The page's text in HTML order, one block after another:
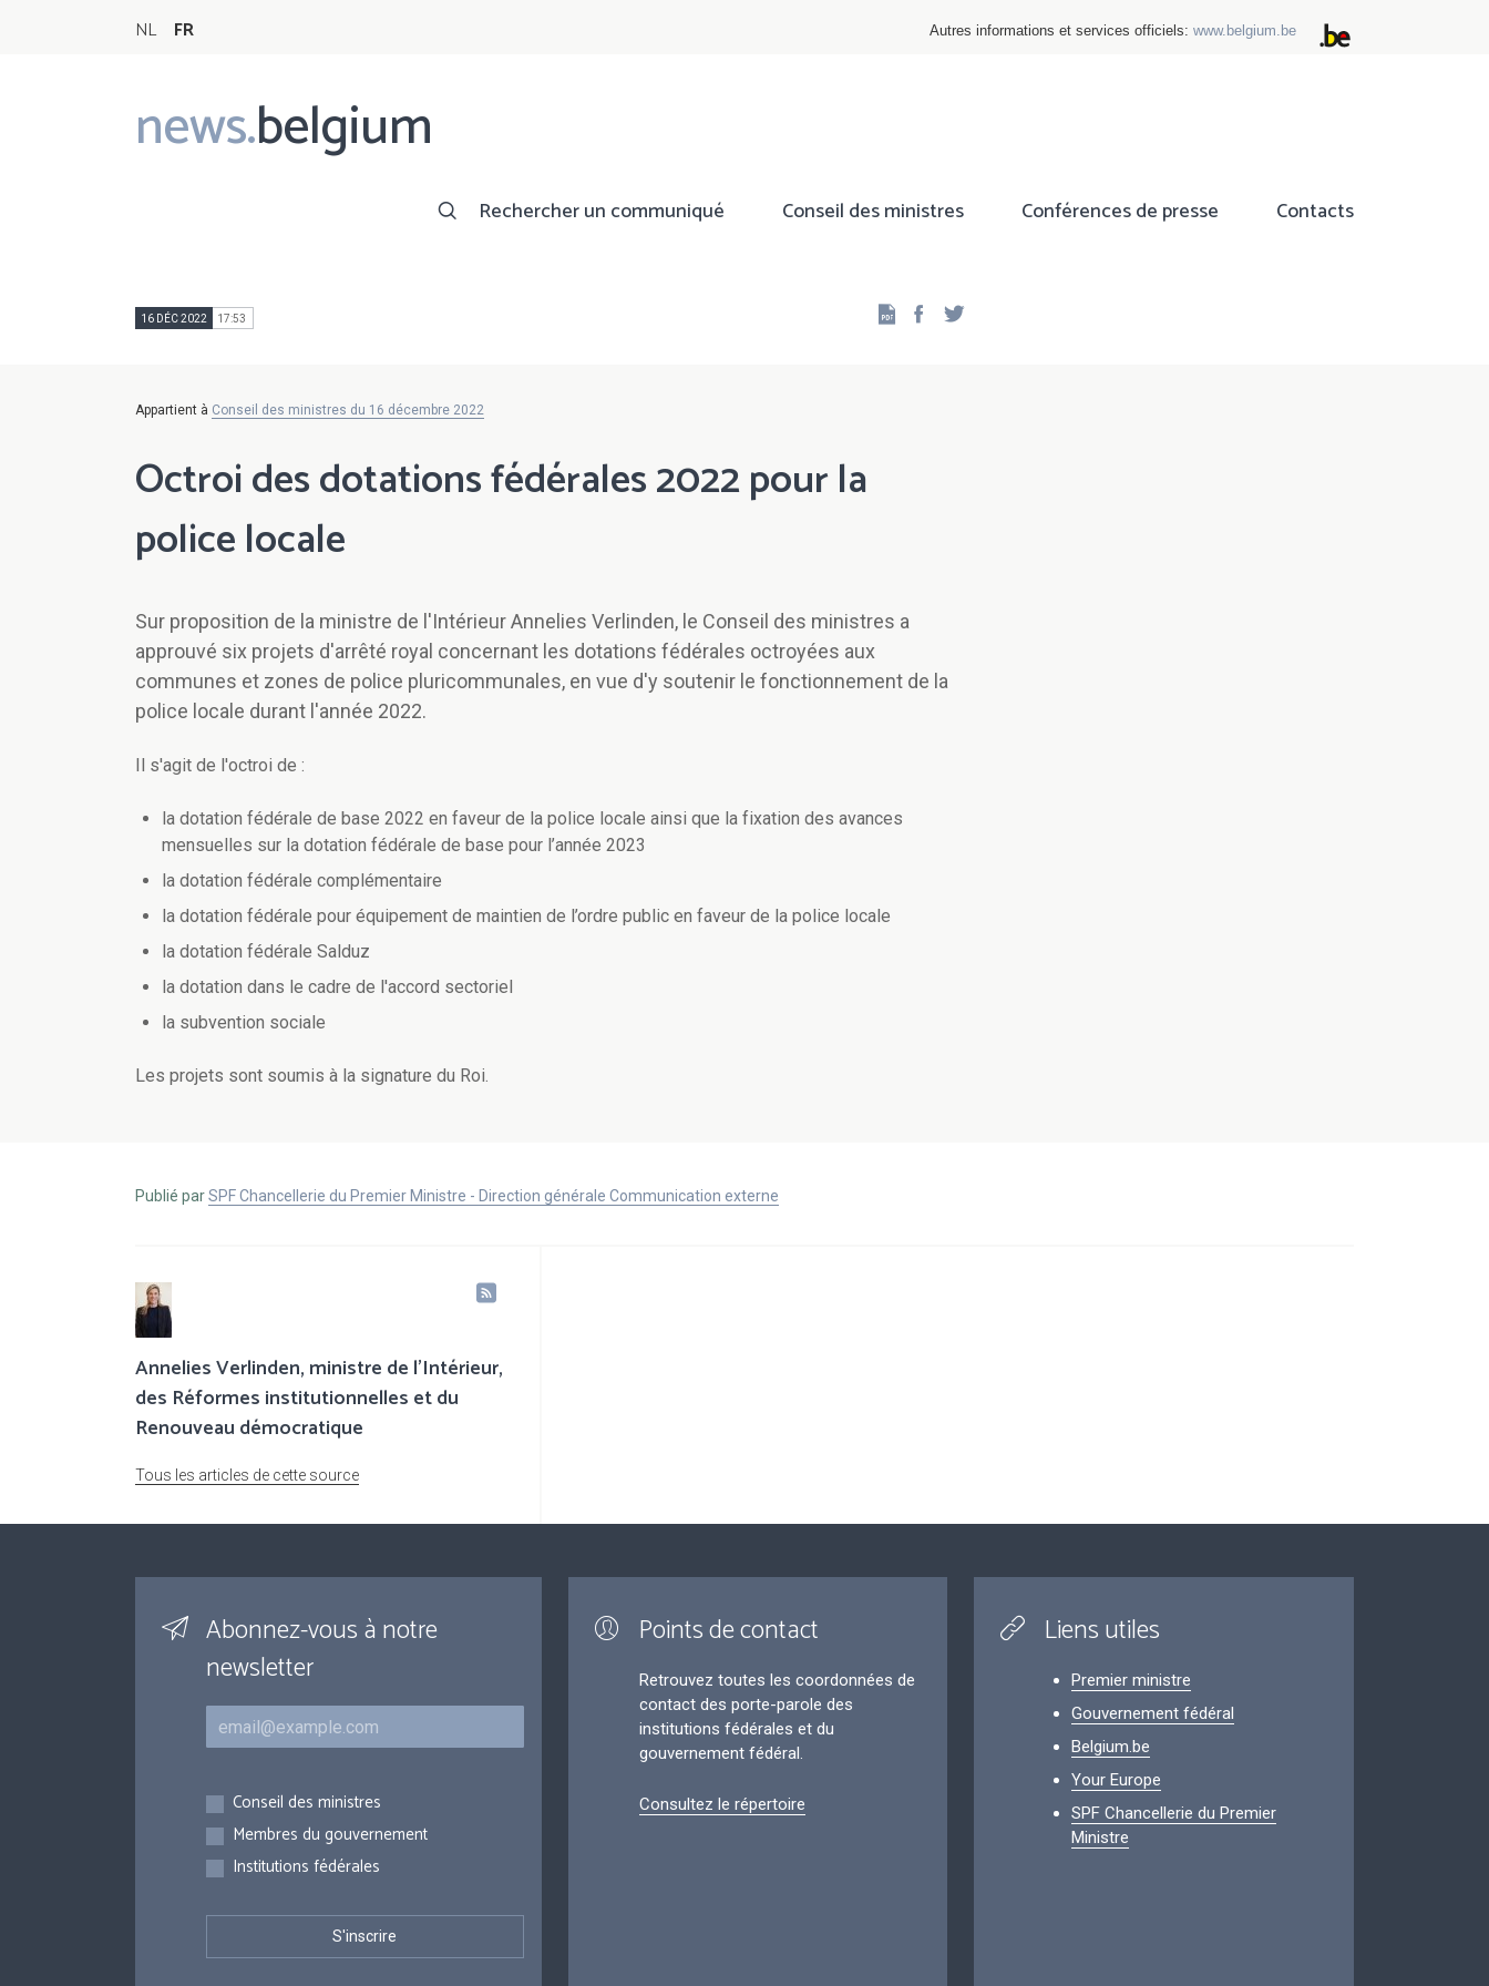
NL FR Autres informations et services officiels: www.belgium.be
news.belgium
Main
navigation
Rechercher un communiqué Conseil des ministres Conférences de presse Contacts
16 DÉC 2022 17:53 Facebook
Appartient à Conseil des ministres du 16 décembre 2022
Octroi des dotations fédérales 2022 pour la
police locale
Sur proposition de la ministre de l'Intérieur Annelies Verlinden, le Conseil des ministres a
approuvé six projets d'arrêté royal concernant les dotations fédérales octroyées aux
communes et zones de police pluricommunales, en vue d'y soutenir le fonctionnement de la
police locale durant l'année 2022.
Il s'agit de l'octroi de :
la dotation fédérale de base 2022 en faveur de la police locale ainsi que la fixation des avances
mensuelles sur la dotation fédérale de base pour l’année 2023
la dotation fédérale complémentaire
la dotation fédérale pour équipement de maintien de l’ordre public en faveur de la police locale
la dotation fédérale Salduz
la dotation dans le cadre de l'accord sectoriel
la subvention sociale
Les projets sont soumis à la signature du Roi.
Publié parSPF Chancellerie du Premier Ministre - Direction générale Communication externe
Annelies Verlinden, ministre de l’Intérieur,
des Réformes institutionnelles et du
Renouveau démocratique
Tous les articles de cette source
Abonnez-vous à notre
newsletter
Courriel
Inscriptions
Conseil des ministres
Membres du gouvernement
Institutions fédérales
Points de contact
Retrouvez toutes les coordonnées de
contact des porte-parole des
institutions fédérales et du
gouvernement fédéral.
Consultez le répertoire
Liens utiles
Premier ministre
Gouvernement fédéral
Belgium.be
Your Europe
SPF Chancellerie du Premier
Ministre